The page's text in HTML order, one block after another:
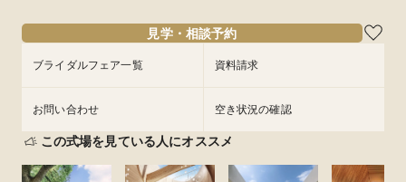
フェアを予約
フェアを予約
フェアを予約
見学・相談予約
ブライダルフェア一覧 資料請求
お問い合わせ 空き状況の確認
この式場を見ている人にオススメ